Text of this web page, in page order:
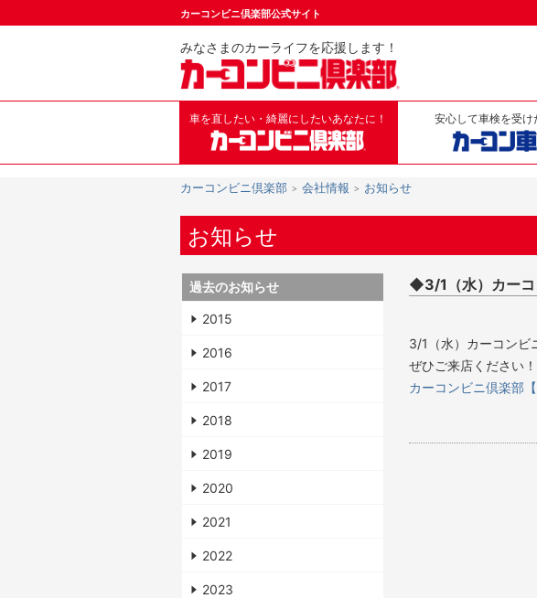
カーコンビニ倶楽部公式サイト
みなさまのカーライフを応援します！
車を直したい・綺麗にしたいあなたに！ 安心して車検を受け
カーコンビニ倶楽部 会社情報 お知らせ
お知らせ
◆3/1（水）カーコ
3/1（水）カーコンビ
ぜひご来店ください！
カーコンビニ倶楽部
過去のお知らせ
2015
2016
2017
2018
2019
2020
2021
2022
2023